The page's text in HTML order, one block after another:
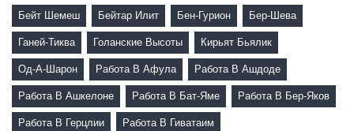
Бейт Шемеш Бейтар Илит Бен-Гурион Бер-Шева
Ганей-Тиква Голанские Высоты Кирьят Бьялик
Од-А-Шарон Работа В Афула Работа В Ашдоде
Работа В Ашкелоне Работа В Бат-Яме Работа В Бер-Яков
Работа В Герцлии Работа В Гиватаим